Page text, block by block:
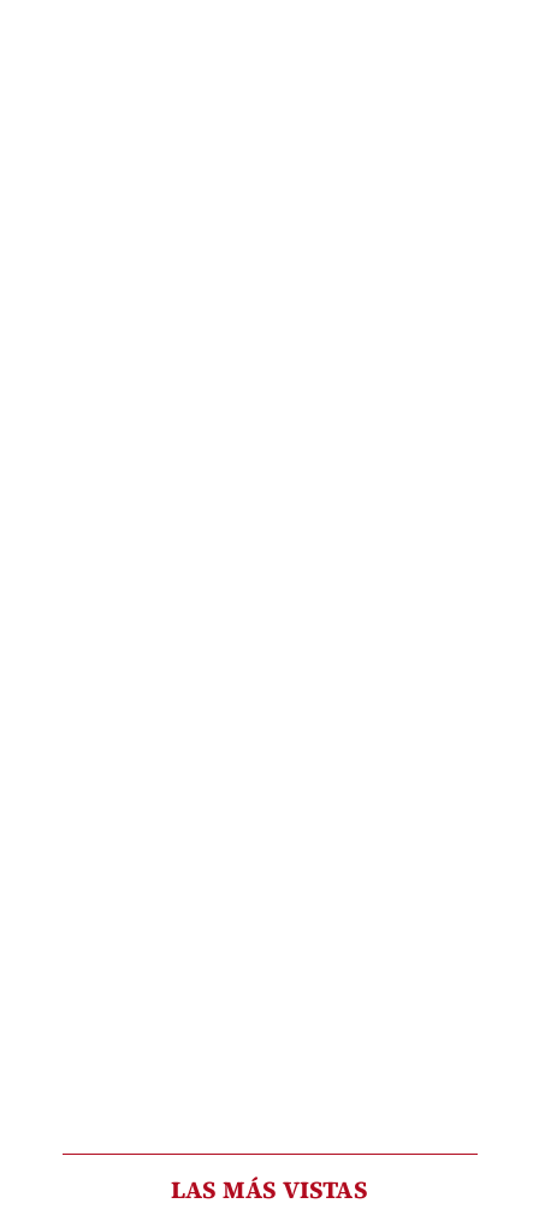
LAS MÁS VISTAS